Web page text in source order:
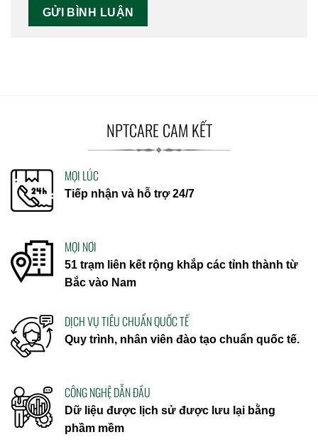
NPTCARE CAM KẾT
MỌI LÚC
Tiếp nhận và hỗ trợ 24/7
MỌI NƠI
51 trạm liên kết rộng khắp các tỉnh thành từ
Bắc vào Nam
DỊCH VỤ TIÊU CHUẨN QUỐC TẾ
Quy trình, nhân viên đào tạo chuẩn quốc tế.
CÔNG NGHỆ DẪN ĐẦU
Dữ liệu được lịch sử được lưu lại bằng
phầm mềm